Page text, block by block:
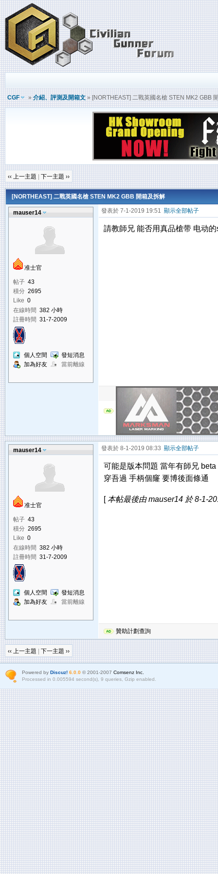
CGF »介紹、評測及開箱文» [NORTHEAST] 二戰英國名槍 STEN MK2 GBB
‹‹ 上一主題 下一主題 ››
[NORTHEAST] 二戰英國名槍 STEN MK2 GBB 開箱及拆解
mauser14
准士官
帖子 43
積分 2695
Like 0
在線時間 382 小時
註冊時間 31-7-2009
個人空間
發短消息
加為好友
當前離線
發表於 7-1-2019 19:51 顯示全部帖子
請教師兄 能否用真品槍带 电动
mauser14
准士官
帖子 43
積分 2695
Like 0
在線時間 382 小時
註冊時間 31-7-2009
個人空間
發短消息
加為好友
當前離線
發表於 8-1-2019 08:33 顯示全部帖子
可能是版本問題 當年有師兄
穿吾過 手柄個窿 要博後面條通
[本帖最後由 mauser14 於 8-1-
贊助計劃查詢
‹‹ 上一主題 下一主題 ››
Powered by Discuz! 6.0.0© 2001-2007 Comsenz Inc.
Processed in 0.005594 second(s), 9 queries, Gzip enabled.